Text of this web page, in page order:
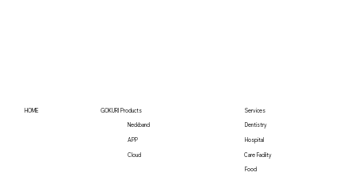
介護職向けメディア「レバウェル介護」に掲載さ
HOME GOKURI Products
APP
Neckband
Cloud
Services
Dentistry
Hospital
Care Facility
Food